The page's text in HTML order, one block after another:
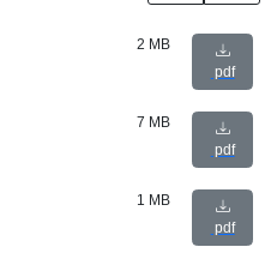
2 MB
pdf
7 MB
pdf
1 MB
pdf